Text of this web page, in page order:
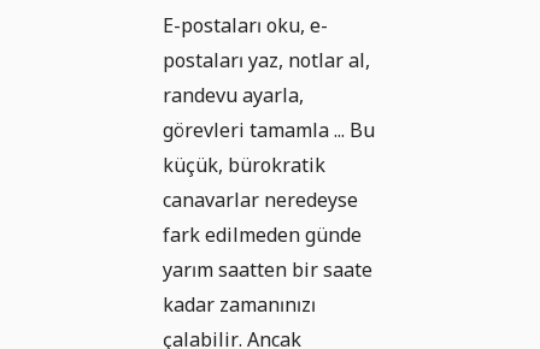
E-postaları oku, e-
postaları yaz, notlar al,
randevu ayarla,
görevleri tamamla ... Bu
küçük, bürokratik
canavarlar neredeyse
fark edilmeden günde
yarım saatten bir saate
kadar zamanınızı
çalabilir. Ancak